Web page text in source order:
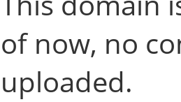
of now, no
uploaded.